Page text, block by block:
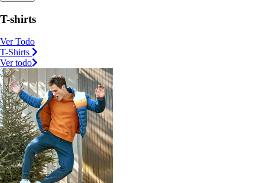
T-shirts
Ver Todo
T-Shirts
Ver todo